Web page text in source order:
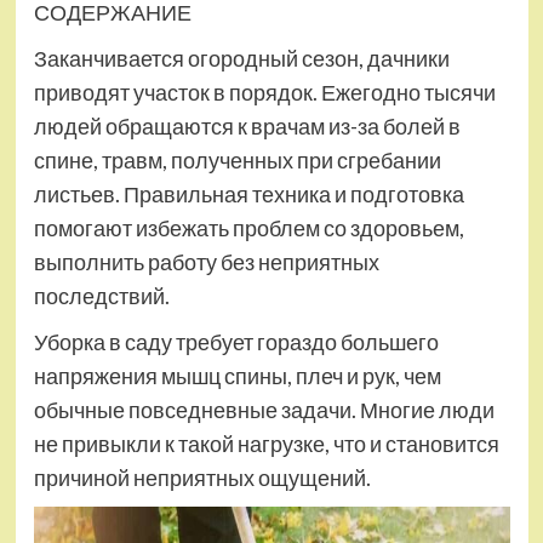
СОДЕРЖАНИЕ
Заканчивается огородный сезон, дачники
приводят участок в порядок. Ежегодно тысячи
людей обращаются к врачам из-за болей в
спине, травм, полученных при сгребании
листьев. Правильная техника и подготовка
помогают избежать проблем со здоровьем,
выполнить работу без неприятных
последствий.
Уборка в саду требует гораздо большего
напряжения мышц спины, плеч и рук, чем
обычные повседневные задачи. Многие люди
не привыкли к такой нагрузке, что и становится
причиной неприятных ощущений.